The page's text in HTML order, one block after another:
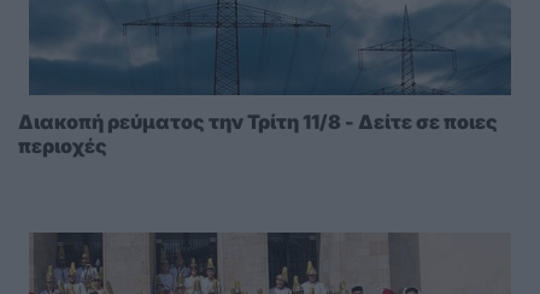
Διακοπή ρεύματος την Τρίτη 11/8 - Δείτε σε ποιες
περιοχές